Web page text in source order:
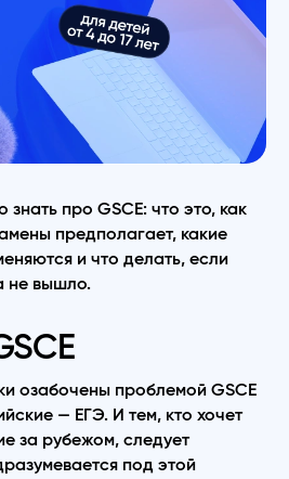
знать про GSCE: что это, как
предполагает, какие
и что делать, если
не вышло.
озабочены проблемой GSCE
— ЕГЭ. И тем, кто хочет
за рубежом, следует
под этой